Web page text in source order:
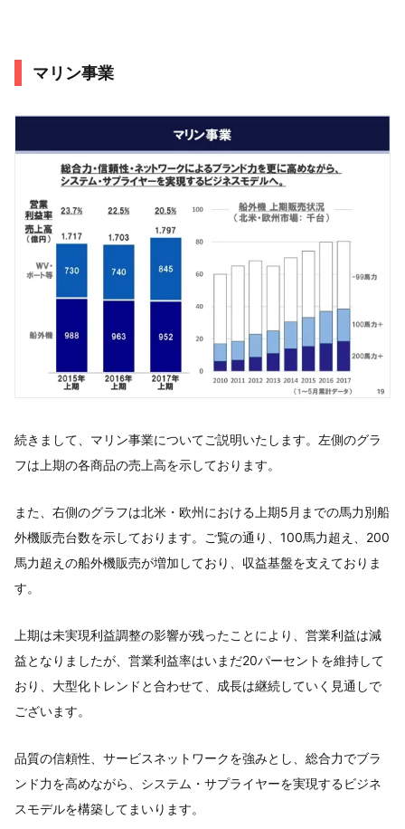
マリン事業
続きまして、マリン事業についてご説明いたします。左側のグラ
フは上期の各商品の売上高を示しております。
また、右側のグラフは北米・欧州における上期5月までの馬力別船
外機販売台数を示しております。ご覧の通り、100馬力超え、200
馬力超えの船外機販売が増加しており、収益基盤を支えておりま
す。
上期は未実現利益調整の影響が残ったことにより、営業利益は減
益となりましたが、営業利益率はいまだ20パーセントを維持して
おり、大型化トレンドと合わせて、成長は継続していく見通しで
ございます。
品質の信頼性、サービスネットワークを強みとし、総合力でブラ
ンド力を高めながら、システム・サプライヤーを実現するビジネ
スモデルを構築してまいります。